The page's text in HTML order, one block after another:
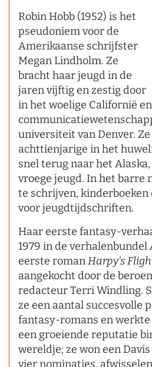
Robin Hobb (1952) is het
pseudoniem voor de
Amerikaanse schrijfster
Megan Lindholm. Ze
bracht haar jeugd in de
jaren vijftig en zestig door
in het woelige Californië
universiteit van Denver.
achttienjarige in het
snel terug naar het
vroege jeugd. In het barre
te schrijven,
voor jeugdtijdschriften.
Haar eerste fantasy-
1979 in de verhalenbundel
eerste romanHarpy's
aangekocht door de
redacteur Terri Windling.
ze een aantal succesvolle
fantasy-romans en werkte
een groeiende reputatie
wereldje; ze won een
vier nominaties,